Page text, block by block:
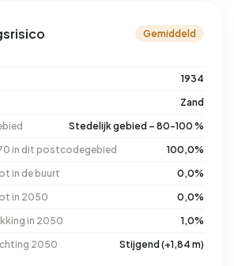
Gemiddeld
1934
Zand
Stedelijk gebied – 80-100 %
in dit postcodegebied
100,0%
in de buurt
0,0%
in 2050
0,0%
in 2050
1,0%
2050
Stijgend (+1,84 m)